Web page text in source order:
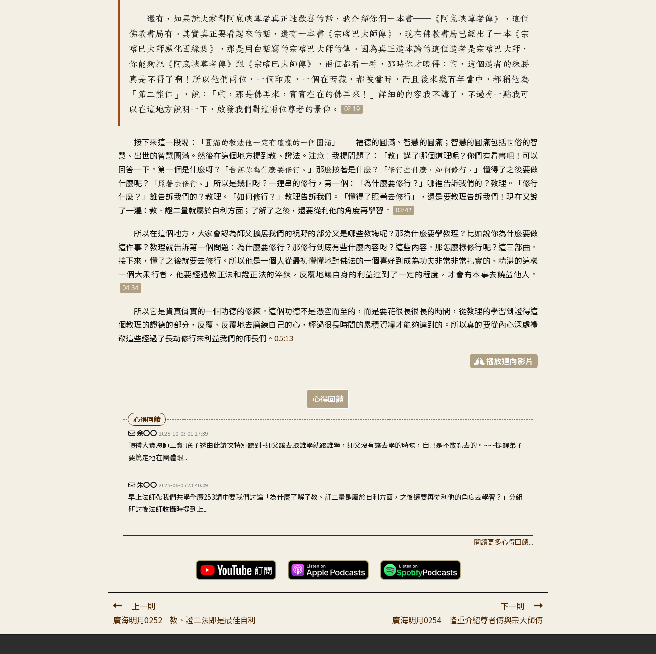
還有 ， 如果說大家對阿底峽尊者真正地歡喜的話， 我介紹你們一本書──《 阿底峽尊者傳 》， 這個
佛教書局有 。 其實真正要看起來的話 ， 還有一本書《宗喀巴大師傳 》， 現在佛教書局已經出了一本《 宗
喀巴大師應化因緣集 》， 那是用白話寫的宗喀巴大師的傳 。 因為真正造本論的這個造者是宗喀巴大師 ，
你能夠把《阿底峽尊者傳 》 跟《宗喀巴大師傳 》， 兩個都看一看 ， 那時你才曉得：啊 ， 這個造者的殊勝
真是不得了啊 ！ 所以他們兩位 ， 一個印度，一個在西藏 ，都被當時，而且後來幾百年當中 ，都稱他為
「第二能仁 」， 說：「啊，那是佛再來 ， 實實在在的佛再來！」 詳細的內容我不講了 ， 不過有一點我可
以在這地方說明一下 ， 啟發我們對這兩位尊者的景仰 。 02:19
接下來這一段說：「圓滿的教法他一定有這樣的一個圓滿 」──福德的圓滿、智慧的圓滿 ； 智慧的圓滿包括世俗的智
慧 、 出世的智慧圓滿 。然後在這個地方提到教、證法 。 注意！我提問題了 ：「教」講了哪個道理呢？你們有看書吧 ！ 可以
回答一下 。 第一個是什麼呀？「告訴你為什麼要修行 。 」 那麼接著是什麼 ？「修行些什麼 ，如何修行 。 」 懂得了之後要做
什麼呢 ？「照著去修行 。 」 所以是幾個呀？ 一連串的修行， 第一個：「為什麼要修行 ？」哪裡告訴我們的？教理 。「修行
什麼 ？」 誰告訴我們的？教理 。「如何修行？」 教理告訴我們 。「懂得了照著去修行 」，還是要教理告訴我們 ！現在又說
了一遍 ： 教、證二量就屬於自利方面 ； 了解了之後 ， 還要從利他的角度再學習 。 03:42
所以在這個地方 ， 大家會認為師父擴展我們的視野的部分又是哪些教誨呢 ？那為什麼要學教理 ？ 比如說你為什麼要做
這件事 ？教理就告訴第一個問題 ： 為什麼要修行？那修行到底有些什麼內容呀？ 這些內容 。那怎麼樣修行呢？ 這三部曲 。
接下來，懂了之後就要去修行 。 所以他是一個人從最初懵懂地對佛法的一個喜好到成為功夫非常非常扎實的 、精湛的這樣
一個大乘行者 ，他要經過教正法和證正法的淬鍊 ， 反覆地讓自身的利益達到了一定的程度 ， 才會有本事去饒益他人 。
04:34
所以它是貨真價實的一個功德的修鍊。 這個功德不是憑空而至的 ， 而是要花很長很長的時間 ， 從教理的學習到證得這
個教理的證德的部分 ， 反覆、反覆地去磨練自己的心 ， 經過很長時間的累積資糧才能夠達到的 。 所以真的要從內心深處禮
敬這些經過了長劫修行來利益我們的師長們 。 05:13
播放迴向影片
心得回饋
余〇〇 2025-10-03 01:27:39
頂禮大寶恩師三寶: 底子透由此講次特別聽到~師父讓去跟誰學就跟誰學，師父沒有讓去學的時候，自己是不敢亂去的。~~~提醒弟子
要篤定地在團體跟...
朱〇〇 2025-06-06 23:40:09
早上法師帶我們共學全廣253講中要我們討論「為什麼了解了教、証二量是屬於自利方面，之後還要再從利他的角度去學習？」分組
研討後法師收攝時提到上...
呂〇〇2022-07-21 01:00:48
頂禮至尊大寶恩師： 感恩師父、老師和所有傳承師長，經過累劫長期的修行，圓滿了福德和智慧資糧，再來救拔我們。 教導我們學習
心得回饋
閱讀更多心得回饋...
上一則
廣海明月0252 教、證二法即是最佳自利
下一則
廣海明月0254 隆重介紹尊者傳與宗大師傳